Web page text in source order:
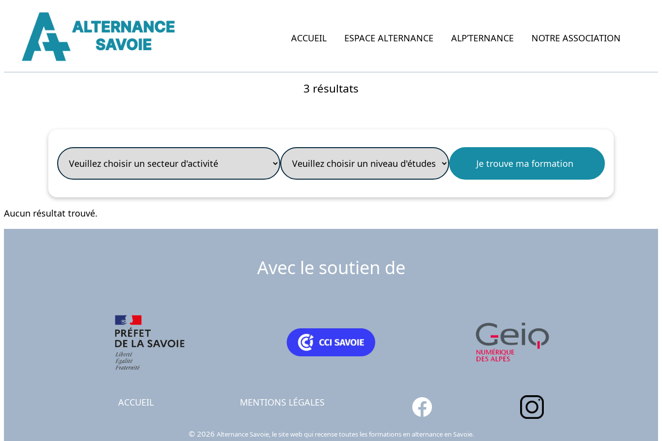
ACCUEIL ESPACE ALTERNANCE ALP’TERNANCE NOTRE ASSOCIATION
3 résultats
Aucun résultat trouvé.
Avec le soutien de
ACCUEIL MENTIONS LÉGALES
© 2026 Alternance Savoie, le site web qui recense toutes les formations en alternance en Savoie.